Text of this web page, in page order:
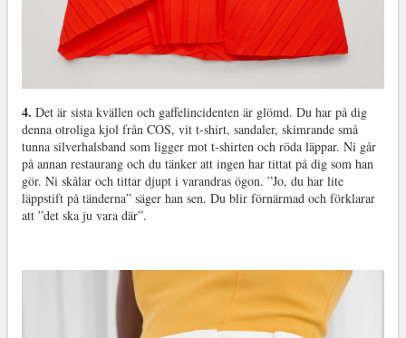
4. Det är sista kvällen och gaffelincidenten är glömd. Du har på dig
denna otroliga kjol från COS, vit t-shirt, sandaler, skimrande små
tunna silverhalsband som ligger mot t-shirten och röda läppar. Ni går
på annan restaurang och du tänker att ingen har tittat på dig som han
gör. Ni skålar och tittar djupt i varandras ögon. ”Jo, du har lite
läppstift på tänderna” säger han sen. Du blir förnärmad och förklarar
att ”det ska ju vara där”.